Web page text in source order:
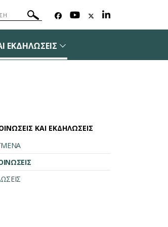
ΕΚΔΗΛΩΣΕΙΣ
ΚΑΙ ΕΚΔΗΛΩΣΕΙΣ